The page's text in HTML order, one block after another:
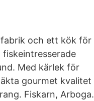
och ett kök för
Med kärlek för
gourmet kvalitet
Fiskarn, Arboga.